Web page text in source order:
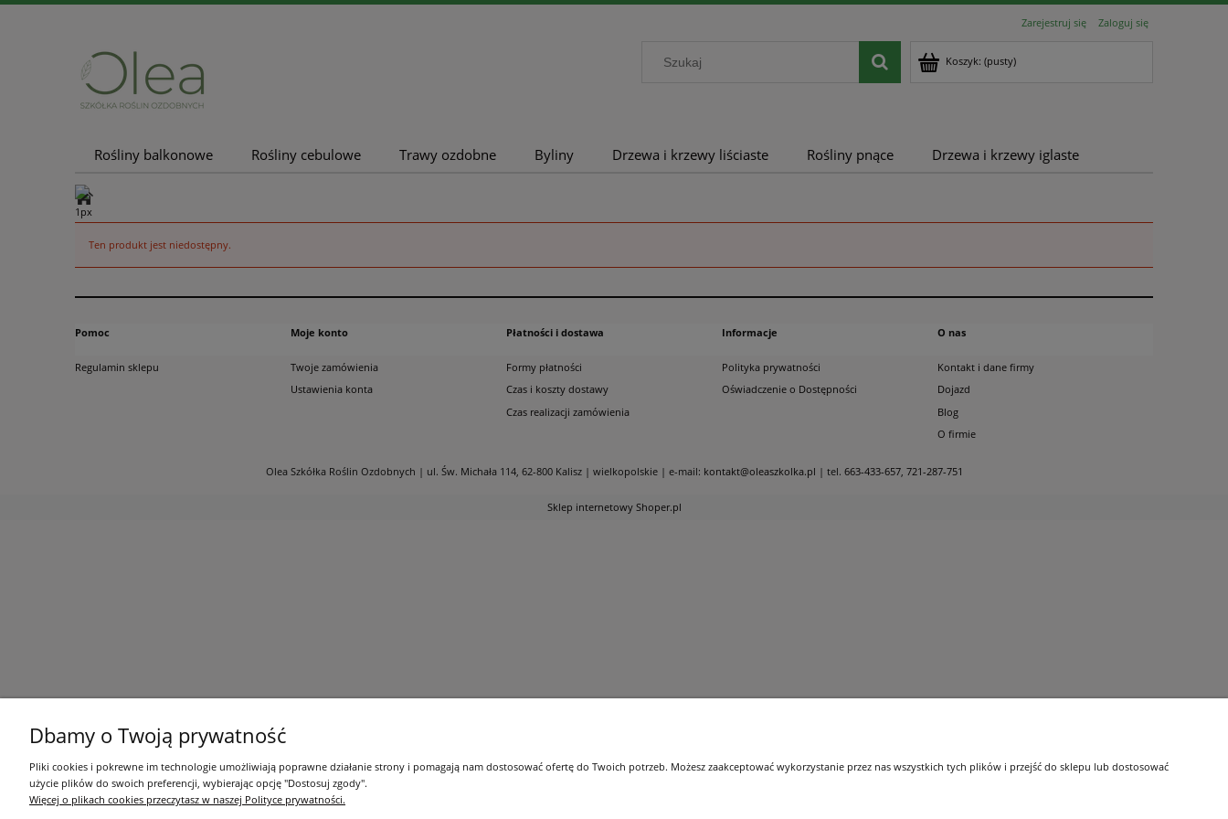
Zarejestruj się Zaloguj się
Koszyk: (pusty)
Rośliny balkonowe Rośliny cebulowe Trawy ozdobne Byliny Drzewa i krzewy liściaste Rośliny pnące
Drzewa i krzewy iglaste
Ten produkt jest niedostępny.
Pomoc
Regulamin sklepu
Moje konto
Twoje zamówienia
Ustawienia konta
Płatności i dostawa
Formy płatności
Czas i koszty dostawy
Czas realizacji zamówienia
Informacje
Polityka prywatności
Oświadczenie o Dostępności
O nas
Kontakt i dane firmy
Dojazd
Blog
O firmie
Olea Szkółka Roślin Ozdobnych | ul. Św. Michała 114, 62-800 Kalisz | wielkopolskie | e-mail: kontakt@oleaszkolka.pl | tel. 663-433-657, 721-287-751
Sklep internetowy Shoper.pl
Dbamy o Twoją prywatność
Pliki cookies i pokrewne im technologie umożliwiają poprawne działanie strony i pomagają nam dostosować ofertę do Twoich potrzeb. Możesz zaakceptować wykorzystanie przez nas wszystkich tych plików i przejść do sklepu lub dostosować
użycie plików do swoich preferencji, wybierając opcję "Dostosuj zgody".
Więcej o plikach cookies przeczytasz w naszej Polityce prywatności.